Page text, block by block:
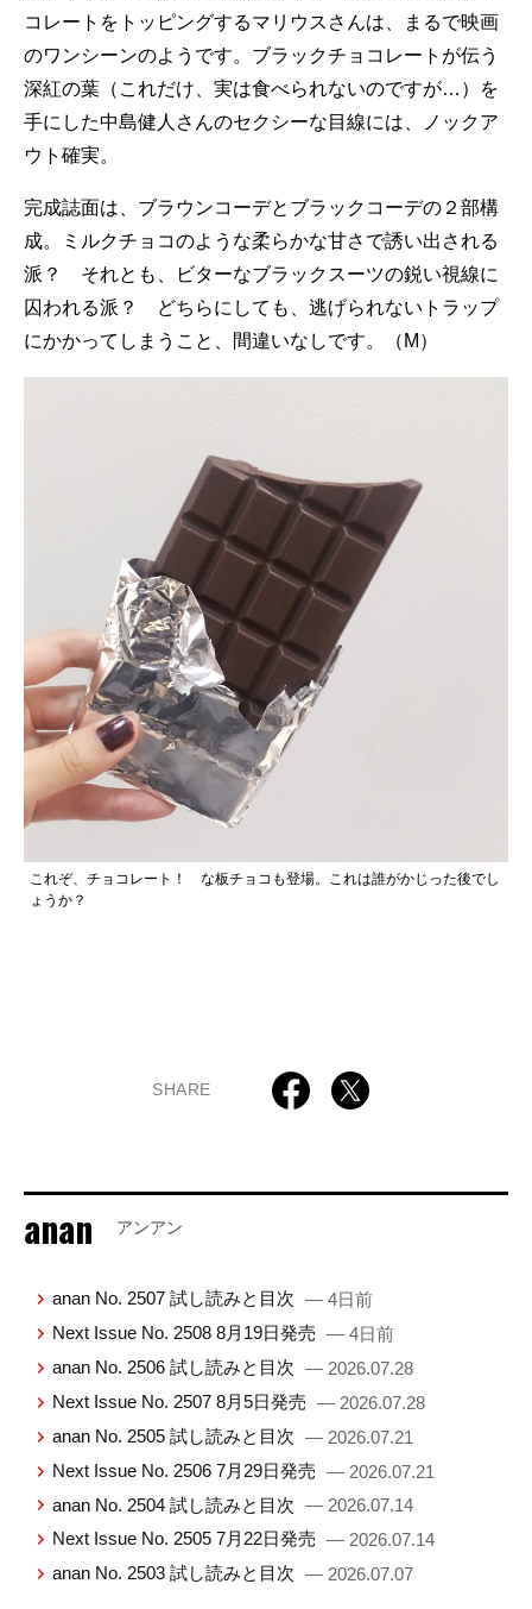
コレートをトッピングするマリウスさんは、まるで映画
のワンシーンのようです。ブラックチョコレートが伝う
深紅の葉（これだけ、実は食べられないのですが…）を
手にした中島健人さんのセクシーな目線には、ノックア
ウト確実。
完成誌面は、ブラウンコーデとブラックコーデの２部構
成。ミルクチョコのような柔らかな甘さで誘い出される
派？ それとも、ビターなブラックスーツの鋭い視線に
囚われる派？ どちらにしても、逃げられないトラップ
にかかってしまうこと、間違いなしです。（M）
これぞ、チョコレート！ な板チョコも登場。これは誰がかじった後でし
ょうか？
SHARE
anan アンアン
anan No. 2507 試し読みと目次 — 4日前
Next Issue No. 2508 8月19日発売 — 4日前
anan No. 2506 試し読みと目次 — 2026.07.28
Next Issue No. 2507 8月5日発売 — 2026.07.28
anan No. 2505 試し読みと目次 — 2026.07.21
Next Issue No. 2506 7月29日発売 — 2026.07.21
anan No. 2504 試し読みと目次 — 2026.07.14
Next Issue No. 2505 7月22日発売 — 2026.07.14
anan No. 2503 試し読みと目次 — 2026.07.07